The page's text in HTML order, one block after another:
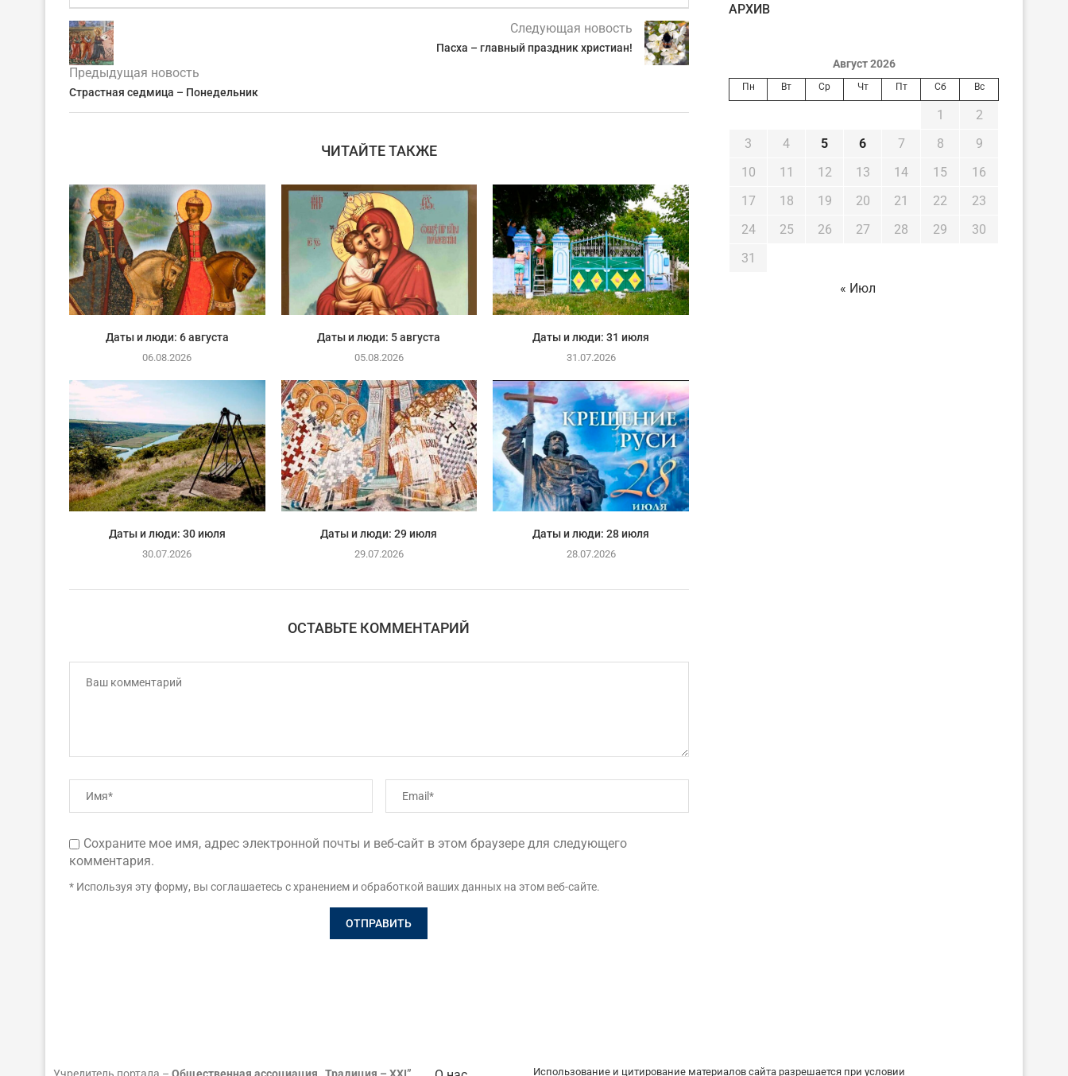
Предыдущая новость
Страстная седмица – Понедельник
Следующая новость
Пасха – главный праздник христиан!
ЧИТАЙТЕ ТАКЖЕ
Даты и люди: 6 августа
06.08.2026
Даты и люди: 5 августа
05.08.2026
Даты и люди: 31 июля
31.07.2026
Даты и люди: 30 июля
30.07.2026
Даты и люди: 29 июля
29.07.2026
Даты и люди: 28 июля
28.07.2026
ОСТАВЬТЕ КОММЕНТАРИЙ
Сохраните мое имя, адрес электронной почты и веб-сайт в этом браузере для следующего
комментария.
* Используя эту форму, вы соглашаетесь с хранением и обработкой ваших данных на этом веб-сайте.
AРХИВ
Август 2026
Пн Вт Ср Чт Пт Сб Вс
1
2
3
4 5 6 7 8
9
10
11 12 13 14 15
16
17
18 19 20 21 22
23
24
25 26 27 28 29
30
31
« Июл
Использование и цитирование материалов сайта разрешается при условии